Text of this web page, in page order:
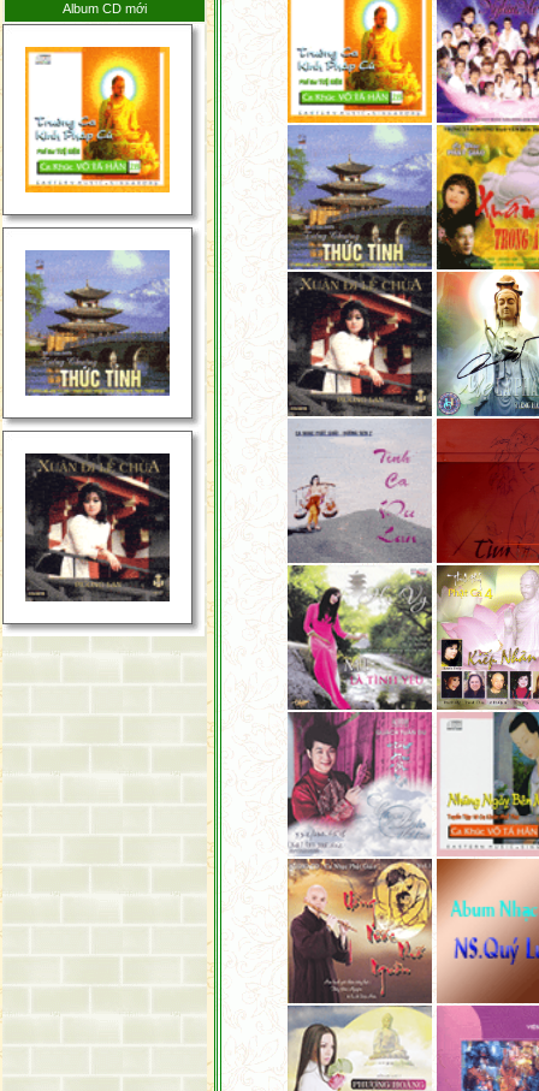
5 Năm 2026
Giới Tuần Thứ 3 Tháng
5 Năm 2026
Album CD mới